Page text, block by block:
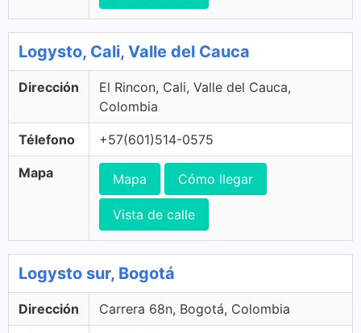
Logysto, Cali, Valle del Cauca
Dirección
El Rincon, Cali, Valle del Cauca,
Colombia
Télefono +57(601)514-0575
Mapa Mapa Cómo llegar
Vista de calle
Logysto sur, Bogotá
Dirección Carrera 68n, Bogotá, Colombia